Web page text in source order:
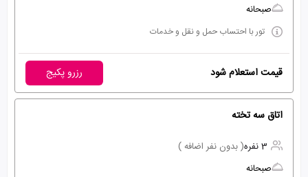
صبحانه
تور با احتساب حمل و نقل و خدمات
قیمت استعلام شود رزرو پکیج
اتاق سه تخته
3 نفره
( بدون نفر اضافه )
صبحانه